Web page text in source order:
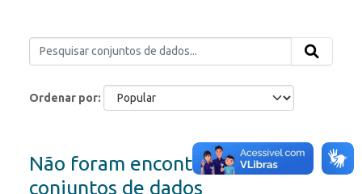
Ordenar por
Não foram encontrados
conjuntos de dados